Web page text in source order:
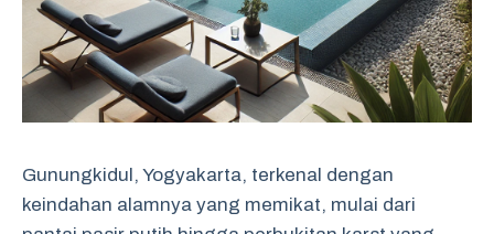
Gunungkidul, Yogyakarta, terkenal dengan
keindahan alamnya yang memikat, mulai dari